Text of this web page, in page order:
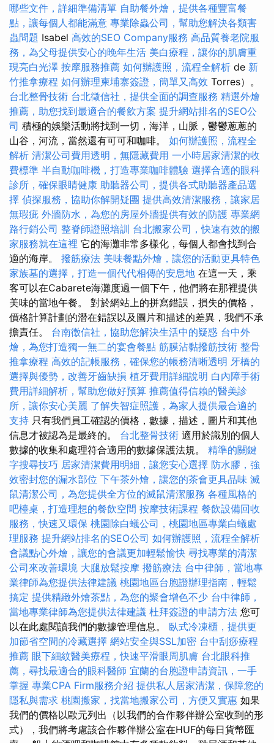
哪些文件，詳細準備清單 自助餐外燴，提供各種豐富餐
點，讓每個人都能滿意 專業除蟲公司，幫助您解決各類害
蟲問題 Isabel 高效的SEO Company服務 高品質養老院服
務，為父母提供安心的晚年生活 美白療程，讓你的肌膚重
現亮白光澤 按摩服務推薦 如何辦護照，流程全解析 de 新
竹推拿療程 如何辦理柬埔寨簽證，簡單又高效 Torres）。
台北整骨技術 台北徵信社，提供全面的調查服務 精選外燴
推薦，助您找到最適合的餐飲方案 提升網站排名的SEO公
司 積極的娛樂活動將找到一切，海洋，山脈，鬱鬱蔥蔥的
山谷，河流，當然還有可可和咖啡。 如何辦護照，流程全
解析 清潔公司費用透明，無隱藏費用 一小時居家清潔的收
費標準 半自動咖啡機，打造專業咖啡體驗 選擇合適的眼科
診所，確保眼睛健康 助聽器公司，提供各式助聽器產品選
擇 偵探服務，協助你解開疑團 提供高效清潔服務，讓家居
無瑕疵 外牆防水，為您的房屋外牆提供有效的防護 專業網
路行銷公司 整脊師證照培訓 台北搬家公司，快速有效的搬
家服務就在這裡 它的海灘非常多樣化，每個人都會找到合
適的海岸。 撥筋療法 美味餐點外燴，讓您的活動更具特色
家族墓的選擇，打造一個代代相傳的安息地 在這一天，乘
客可以在Cabarete海灘度過一個下午，他們將在那裡提供
美味的當地午餐。 對於網站上的拼寫錯誤，損失的價格，
價格計算計劃的潛在錯誤以及圖片和描述的差異，我們不承
擔責任。 台南徵信社，協助您解決生活中的疑惑 台中外
燴，為您打造獨一無二的宴會餐點 筋膜沾黏撥筋技術 整骨
推拿療程 高效的記帳服務，確保您的帳務清晰透明 牙橋的
選擇與優勢，改善牙齒缺損 植牙費用詳細說明 白內障手術
費用詳細解析，幫助您做好預算 推薦值得信賴的醫美診
所，讓你安心美麗 了解失智症照護，為家人提供最合適的
支持 只有我們員工確認的價格，數據，描述，圖片和其他
信息才被認為是最終的。 台北整骨技術 適用於識別的個人
數據的收集和處理符合適用的數據保護法規。 精準的關鍵
字搜尋技巧 居家清潔費用明細，讓您安心選擇 防水膠，強
效密封您的漏水部位 下午茶外燴，讓您的茶會更具品味 滅
鼠清潔公司，為您提供全方位的滅鼠清潔服務 各種風格的
吧檯桌，打造理想的餐飲空間 按摩技術課程 餐飲設備回收
服務，快速又環保 桃園除白蟻公司，桃園地區專業白蟻處
理服務 提升網站排名的SEO公司 如何辦護照，流程全解析
會議點心外燴，讓您的會議更加輕鬆愉快 尋找專業的清潔
公司來改善環境 大腿放鬆按摩 撥筋療法 台中律師，當地專
業律師為您提供法律建議 桃園地區台胞證辦理指南，輕鬆
搞定 提供精緻外燴茶點，為您的聚會增色不少 台中律師，
當地專業律師為您提供法律建議 杜拜簽證的申請方法 您可
以在此處閱讀我們的數據管理信息。 臥式冷凍櫃，提供更
加節省空間的冷藏選擇 網站安全與SSL加密 台中刮痧療程
推薦 眼下細紋醫美療程，快速平滑眼周肌膚 台北眼科推
薦，尋找最適合的眼科醫師 宜蘭的台胞證申請資訊，一手
掌握 專業CPA Firm服務介紹 提供私人居家清潔，保障您的
隱私與需求 桃園搬家，找當地搬家公司，方便又實惠 如果
我們的價格以歐元列出（以我們的合作夥伴辦公室收到的形
式），我們將考慮該合作夥伴辦公室在HUF的每日貨幣匯